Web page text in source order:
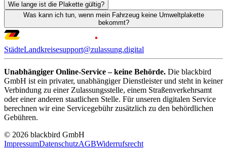
Wie lange ist die Plakette gültig?
Was kann ich tun, wenn mein Fahrzeug keine Umweltplakette
bekommt?
StädteLandkreisesupport@zulassung.digital
Unabhängiger Online-Service – keine Behörde. Die blackbird
GmbH ist ein privater, unabhängiger Dienstleister und steht in keiner
Verbindung zu einer Zulassungsstelle, einem Straßenverkehrsamt
oder einer anderen staatlichen Stelle. Für unseren digitalen Service
berechnen wir eine Servicegebühr zusätzlich zu den behördlichen
Gebühren.
© 2026 blackbird GmbH
ImpressumDatenschutzAGBWiderrufsrecht